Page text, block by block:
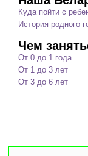
Куда пойти с
История родного
Чем
От 0 до 1 года
От 1 до 3 лет
От 3 до 6 лет